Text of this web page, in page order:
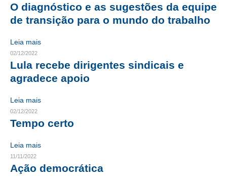
LEI 6.496/1977 – ART
HOMOLOGAÇÕES
PISO SALARIAL
EMPREGO E ESTÁGIO
O diagnóstico e as sugestões da equipe
de transição para o mundo do trabalho
Leia mais
02/12/2022
Lula recebe dirigentes sindicais e
agradece apoio
Leia mais
02/12/2022
Tempo certo
Leia mais
11/11/2022
Ação democrática